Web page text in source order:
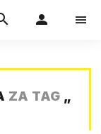
ZA TAG „